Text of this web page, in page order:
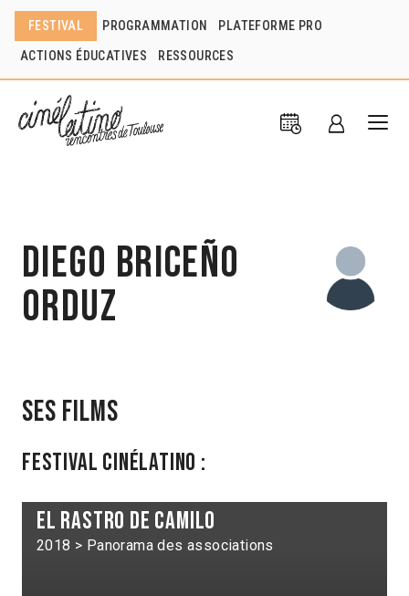
FESTIVAL PROGRAMMATION PLATEFORME PRO
ACTIONS ÉDUCATIVES RESSOURCES
Diego Briceño
Orduz
Ses films
Festival Cinélatino :
El Rastro de Camilo
2018 > Panorama des associations